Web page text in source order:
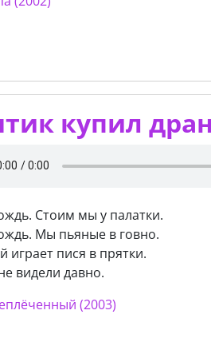
купил
Стоим мы у палатки.
Мы пьяные в говно.
играет пися в прятки.
видели давно.
(2003)